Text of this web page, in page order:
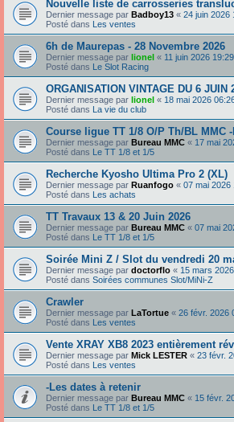
Nouvelle liste de carrosseries
Dernier message par Badboy13 « 24 juin 2026
Posté dans Les ventes
6h de Maurepas - 28 Novembre 2026
Dernier message par lionel « 11 juin 2026 19:29
Posté dans Le Slot Racing
ORGANISATION VINTAGE DU 6 JUIN
Dernier message par lionel « 18 mai 2026
Posté dans La vie du club
Course ligue TT 1/8 O/P Th/BL MMC
Dernier message par Bureau MMC « 17 mai
Posté dans Le TT 1/8 et 1/5
Recherche Kyosho Ultima Pro 2 (XL)
Dernier message par Ruanfogo « 07 mai 2026
Posté dans Les achats
TT Travaux 13 & 20 Juin 2026
Dernier message par Bureau MMC « 07 mai
Posté dans Le TT 1/8 et 1/5
Soirée Mini Z / Slot du vendredi 20
Dernier message par doctorflo « 15 mars
Posté dans Soirées communes Slot/MiNi-Z
Crawler
Dernier message par LaTortue « 26 févr. 2026
Posté dans Les ventes
Vente XRAY XB8 2023 entièrement
Dernier message par Mick LESTER « 23 févr.
Posté dans Les ventes
-Les dates à retenir
Dernier message par Bureau MMC « 15 févr.
Posté dans Le TT 1/8 et 1/5